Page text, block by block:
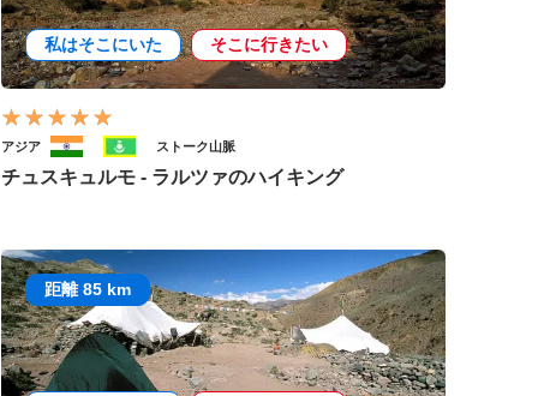
私はそこにいた そこに行きたい
アジア ストーク山脈
チュスキュルモ - ラルツァのハイキング
距離 85 km